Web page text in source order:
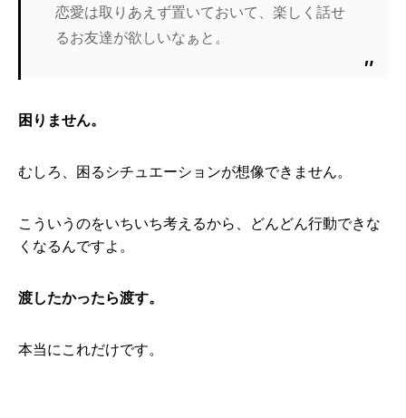
恋愛は取りあえず置いておいて、楽しく話せ
るお友達が欲しいなぁと。
困りません。
むしろ、困るシチュエーションが想像できません。
こういうのをいちいち考えるから、どんどん行動できな
くなるんですよ。
渡したかったら渡す。
本当にこれだけです。